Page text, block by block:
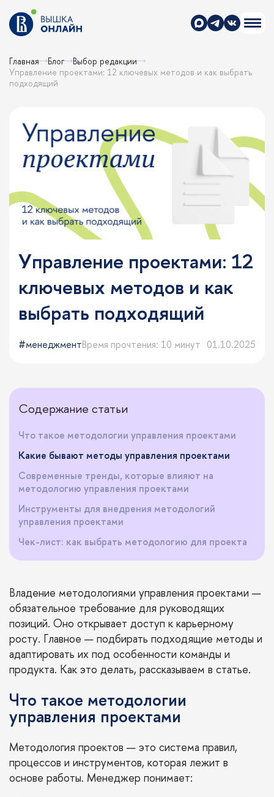
Главная Блог
Выбор редакции
Управление проектами: 12 ключевых методов и как выбрать
подходящий
Управление проектами: 12
ключевых методов и как
выбрать подходящий
менеджментВремя прочтения: 10 минут 01.10.2025
Содержание статьи
Что такое методологии управления проектами
Какие бывают методы управления проектами
Современные тренды, которые влияют на
методологию управления проектами
Инструменты для внедрения методологий
управления проектами
Чек-лист: как выбрать методологию для проекта
Владение методологиями управления проектами —
обязательное требование для руководящих
позиций. Оно открывает доступ к карьерному
росту. Главное — подбирать подходящие методы и
адаптировать их под особенности команды и
продукта. Как это делать, рассказываем в статье.
Что такое методологии
управления проектами
Методология проектов — это система правил,
процессов и инструментов, которая лежит в
основе работы. Менеджер понимает: